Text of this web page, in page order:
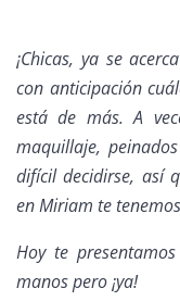
¡Chicas, ya se
con anticipación
está de más. A
maquillaje,
difícil decidirse, así
en Miriam te
Hoy te
manos pero ¡ya!